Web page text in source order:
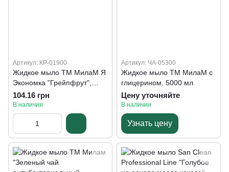
Артикул: КР-01900
Жидкое мыло ТМ МилаМ Я
Экономка "Грейпфрут",
5000 мл
104.16 грн
В наличии
Артикул: ЧА-05300
Жидкое мыло ТМ МилаМ с
глицерином, 5000 мл
Цену уточняйте
В наличии
Узнать цену